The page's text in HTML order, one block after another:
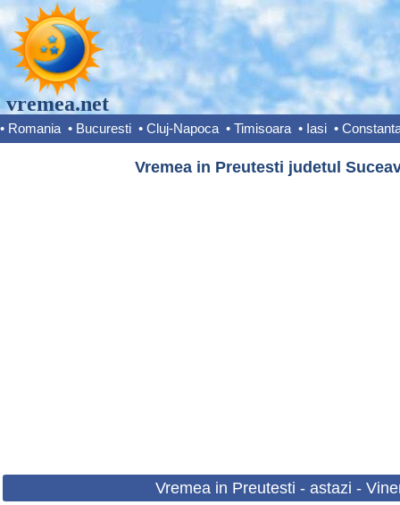
vremea.net
• Romania • Bucuresti • Cluj-Napoca • Timisoara • Iasi •
Vremea in Preutesti judetul
Vremea in Preutesti - astazi -